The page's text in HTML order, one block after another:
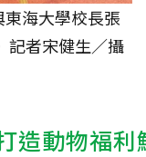
海大學校長張
記者宋健生／攝
造動物福利